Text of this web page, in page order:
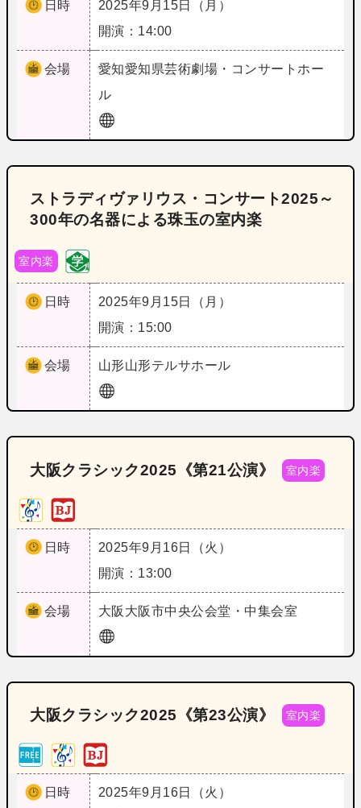
日時
2025年9月15日（月）
開演：14:00
会場 愛知愛知県芸術劇場・コンサートホー
ル
ストラディヴァリウス・コンサート2025～
300年の名器による珠玉の室内楽
室内楽
日時
2025年9月15日（月）
開演：15:00
会場 山形山形テルサホール
大阪クラシック2025《第21公演》 室内楽
日時
2025年9月16日（火）
開演：13:00
会場 大阪 大阪市中央公会堂・中集会室
大阪クラシック2025《第23公演》 室内楽
日時
2025年9月16日（火）